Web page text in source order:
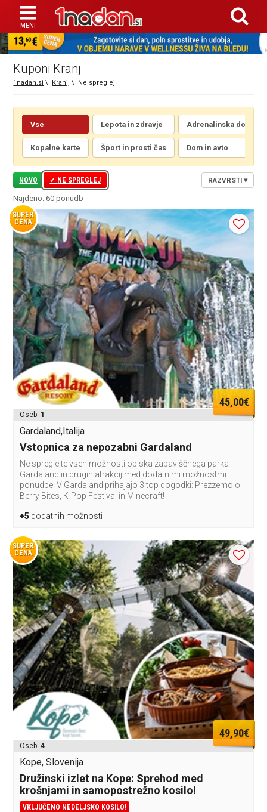
Kuponi Kranj
1nadan.si \ Kranj \ Ne spreglej
Vse
Kopalne karte
Lepota in zdravje
Šport in prosti čas
Adrenalinska
Dom in avto
NOVO NE SPREGLEJ RAZVRSTI▾
Najdeno: 60 ponudb
SUPER
CENA
45,00€
Oseb: 1
Gardaland,Italija
Vstopnica za nepozabni Gardaland
Ne spreglejte vseh možnosti obiska zabaviščnega parka
Gardaland in drugih atrakcij med dodatnimi možnostmi
ponudbe. V Gardaland prihajajo 3 top dogodki: Prezzemolo
Berry Bites, K-Pop Festival in Minecraft!
+5 dodatnih možnosti
SUPER
CENA
49,90€
Oseb:4
Kope, Slovenija
Družinski izlet na Kope: Sprehod med
krošnjami in samopostrežno kosilo!
VKLJUČENO NEDELJSKO KOSILO!